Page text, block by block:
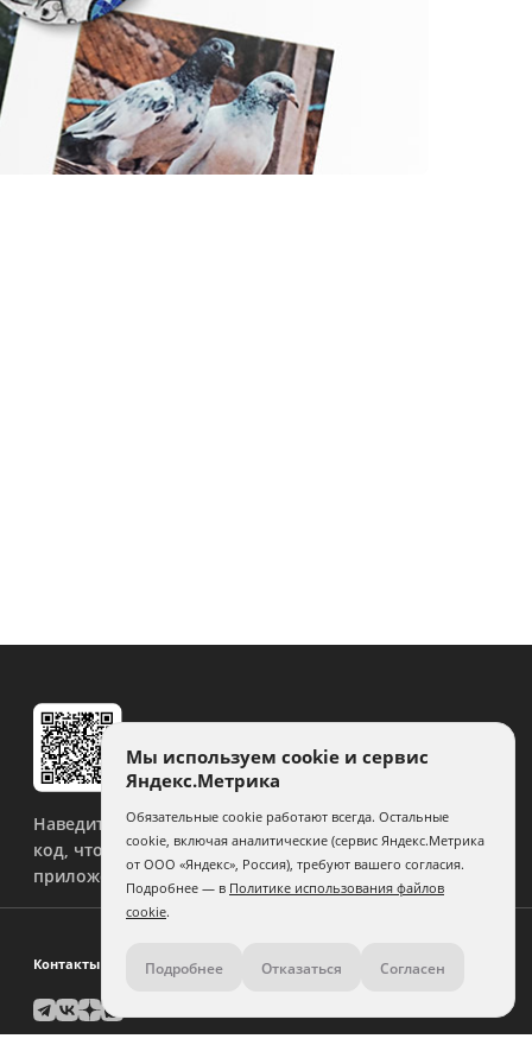
Наведите камеру на QR-
код, чтобы скачать
приложение.
Контакты
Мы используем cookie и сервис
Яндекс.Метрика
Обязательные cookie работают всегда. Остальные
cookie, включая аналитические (сервис Яндекс.Метрика
от ООО «Яндекс», Россия), требуют вашего согласия.
Подробнее — в Политике использования файлов
cookie.
Подробнее Отказаться Согласен